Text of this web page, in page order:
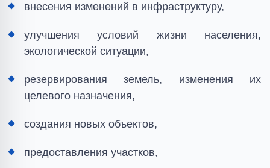
внесения изменений в инфраструктуру,
улучшения условий жизни населения,
экологической ситуации,
резервирования земель, изменения их
целевого назначения,
создания новых объектов,
предоставления участков,